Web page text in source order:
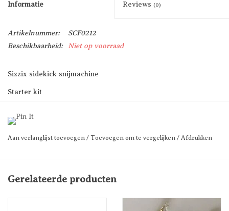
Informatie Reviews (0)
Artikelnummer:
SCF0212
Beschikbaarheid:
Niet op voorraad
Sizzix sidekick snijmachine
Starter kit
Aan verlanglijst toevoegen / Toevoegen om te vergelijken / Afdrukken
Gerelateerde producten